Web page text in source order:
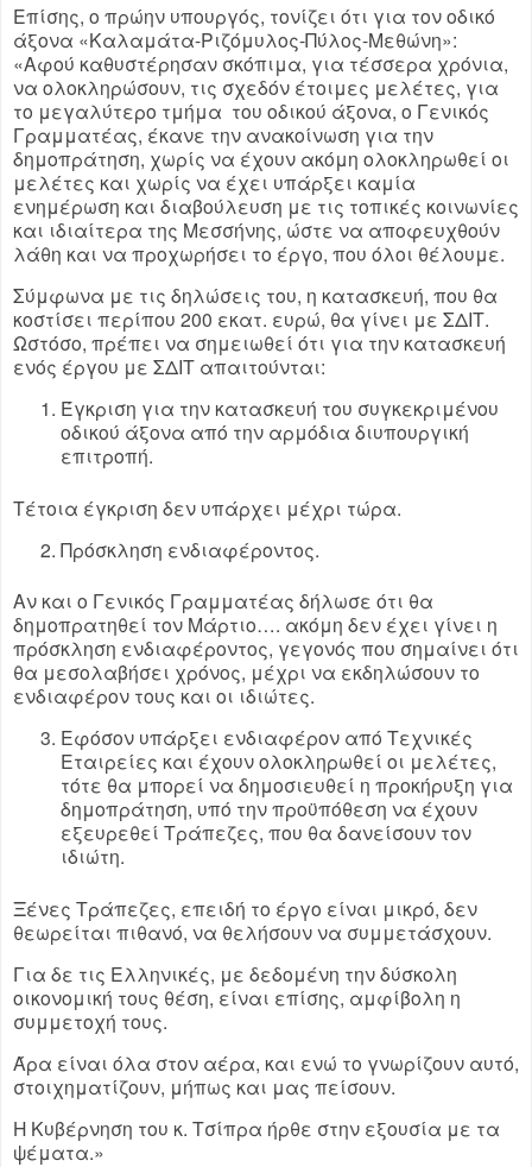
Επίσης, ο πρώην υπουργός, τονίζει ότι για τον οδικό
άξονα «Καλαμάτα-Ριζόμυλος-Πύλος-Μεθώνη»:
«Αφού καθυστέρησαν σκόπιμα, για τέσσερα χρόνια,
να ολοκληρώσουν, τις σχεδόν έτοιμες μελέτες, για
το μεγαλύτερο τμήμα του οδικού άξονα, ο Γενικός
Γραμματέας, έκανε την ανακοίνωση για την
δημοπράτηση, χωρίς να έχουν ακόμη ολοκληρωθεί οι
μελέτες και χωρίς να έχει υπάρξει καμία
ενημέρωση και διαβούλευση με τις τοπικές κοινωνίες
και ιδιαίτερα της Μεσσήνης, ώστε να αποφευχθούν
λάθη και να προχωρήσει το έργο, που όλοι θέλουμε.
Σύμφωνα με τις δηλώσεις του, η κατασκευή, που θα
κοστίσει περίπου 200 εκατ. ευρώ, θα γίνει με ΣΔΙΤ.
Ωστόσο, πρέπει να σημειωθεί ότι για την κατασκευή
ενός έργου με ΣΔΙΤ απαιτούνται:
Έγκριση για την κατασκευή του συγκεκριμένου
οδικού άξονα από την αρμόδια διυπουργική
επιτροπή.
Τέτοια έγκριση δεν υπάρχει μέχρι τώρα.
Πρόσκληση ενδιαφέροντος.
Αν και ο Γενικός Γραμματέας δήλωσε ότι θα
δημοπρατηθεί τον Μάρτιο…. ακόμη δεν έχει γίνει η
πρόσκληση ενδιαφέροντος, γεγονός που σημαίνει ότι
θα μεσολαβήσει χρόνος, μέχρι να εκδηλώσουν το
ενδιαφέρον τους και οι ιδιώτες.
Εφόσον υπάρξει ενδιαφέρον από Τεχνικές
Εταιρείες και έχουν ολοκληρωθεί οι μελέτες,
τότε θα μπορεί να δημοσιευθεί η προκήρυξη για
δημοπράτηση, υπό την προϋπόθεση να έχουν
εξευρεθεί Τράπεζες, που θα δανείσουν τον
ιδιώτη.
Ξένες Τράπεζες, επειδή το έργο είναι μικρό, δεν
θεωρείται πιθανό, να θελήσουν να συμμετάσχουν.
Για δε τις Ελληνικές, με δεδομένη την δύσκολη
οικονομική τους θέση, είναι επίσης, αμφίβολη η
συμμετοχή τους.
Άρα είναι όλα στον αέρα, και ενώ το γνωρίζουν αυτό,
στοιχηματίζουν, μήπως και μας πείσουν.
Η Κυβέρνηση του κ. Τσίπρα ήρθε στην εξουσία με τα
ψέματα.»